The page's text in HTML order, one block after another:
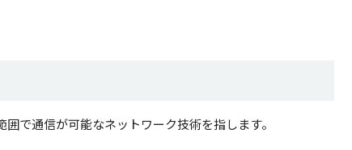
で通信が可能なネットワーク技術を指します。